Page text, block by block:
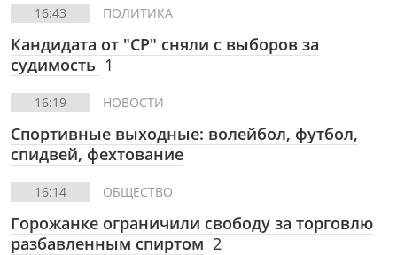
16:43 ПОЛИТИКА
Кандидата от "СР" сняли с выборов за
судимость 1
16:19 НОВОСТИ
Спортивные выходные: волейбол, футбол,
спидвей, фехтование
16:14 ОБЩЕСТВО
Горожанке ограничили свободу за торговлю
разбавленным спиртом 2